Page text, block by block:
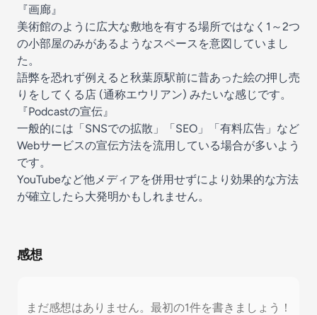
『画廊』
美術館のように広大な敷地を有する場所ではなく1～2つ
の小部屋のみがあるようなスペースを意図していまし
た。
語弊を恐れず例えると秋葉原駅前に昔あった絵の押し売
りをしてくる店 (通称エウリアン) みたいな感じです。
『Podcastの宣伝』
一般的には「SNSでの拡散」「SEO」「有料広告」など
Webサービスの宣伝方法を流用している場合が多いよう
です。
YouTubeなど他メディアを併用せずにより効果的な方法
が確立したら大発明かもしれません。
感想
まだ感想はありません。最初の1件を書きましょう！